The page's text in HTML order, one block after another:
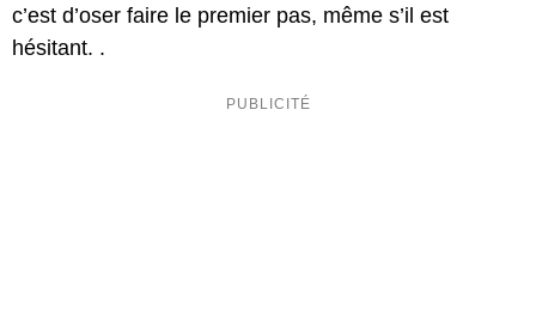
c’est d’oser faire le premier pas, même s’il est
hésitant. .